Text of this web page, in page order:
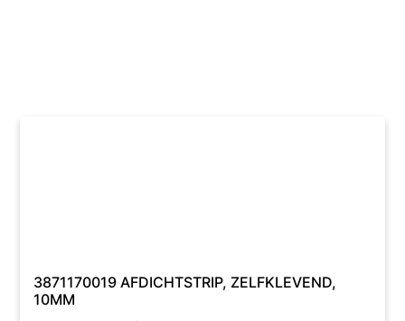
3871170019 AFDICHTSTRIP, ZELFKLEVEND,
10MM